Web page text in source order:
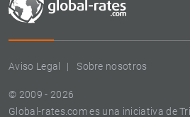
Aviso Legal Sobre nosotros
© 2009 - 2026
Global-rates.com es una iniciativa de